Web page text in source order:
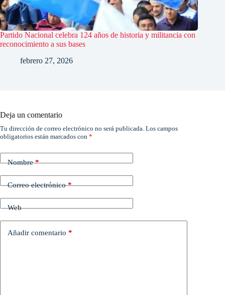
Partido Nacional celebra 124 años de historia y militancia con
reconocimiento a sus bases
febrero 27, 2026
Deja un comentario
Tu dirección de correo electrónico no será publicada. Los campos
obligatorios están marcados con *
Nombre*
Correo electrónico*
Web
Añadir comentario *